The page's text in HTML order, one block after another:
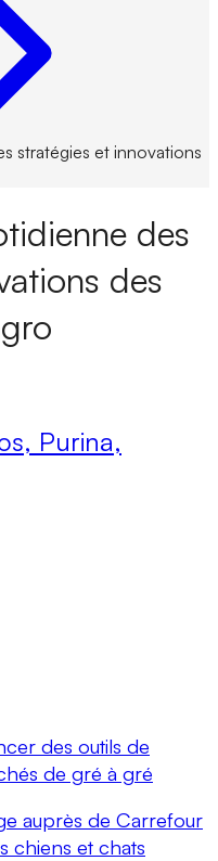
stratégies et innovations
des
des
Purina,
des outils de
de gré à gré
auprès de Carrefour
chiens et chats